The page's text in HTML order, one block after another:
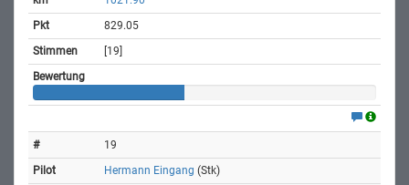
829.05
[19]
19
Hermann Eingang (Stk)